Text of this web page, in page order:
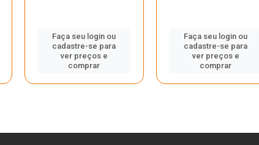
Faça seu login ou
cadastre-se para
ver preços e
comprar
Faça seu login ou
cadastre-se para
ver preços e
comprar